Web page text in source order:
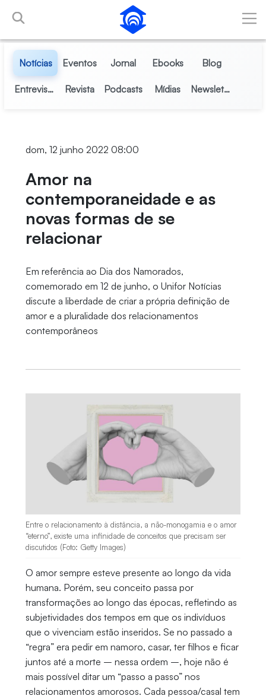
Pular para o Conteúdo principal
Notícias Eventos Jornal Ebooks Blog
Entrevistas Revista Podcasts Mídias Newsletter
dom, 12 junho 2022 08:00
Amor na
contemporaneidade e as
novas formas de se
relacionar
Em referência ao Dia dos Namorados,
comemorado em 12 de junho, o Unifor Notícias
discute a liberdade de criar a própria definição de
amor e a pluralidade dos relacionamentos
contemporâneos
Entre o relacionamento à distância, a não-monogamia e o amor
“eterno”, existe uma infinidade de conceitos que precisam ser
discutidos (Foto: Getty Images)
O amor sempre esteve presente ao longo da vida
humana. Porém, seu conceito passa por
transformações ao longo das épocas, refletindo as
subjetividades dos tempos em que os indivíduos
que o vivenciam estão inseridos. Se no passado a
“regra” era pedir em namoro, casar, ter filhos e ficar
juntos até a morte – nessa ordem –, hoje não é
mais possível ditar um “passo a passo” nos
relacionamentos amorosos. Cada pessoa/casal tem